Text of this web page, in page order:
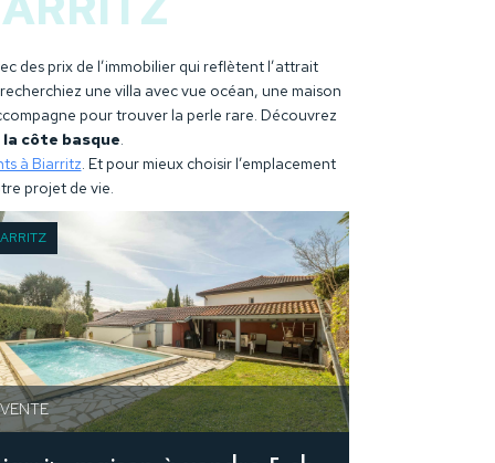
des prix de l’immobilier qui reflètent l’attrait
une villa avec vue océan, une maison
pour trouver la perle rare. Découvrez
côte basque.
à Biarritz. Et pour mieux choisir l’emplacement
projet de vie.